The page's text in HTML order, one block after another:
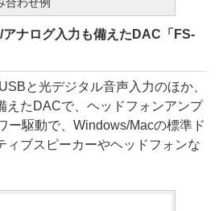
ナログ入力も備えたDAC「FS-
と光デジタル音声入力のほか、
えたDACで、ヘッドフォンアンプ
ー駆動で、Windows/Macの標準ド
ィブスピーカーやヘッドフォンな